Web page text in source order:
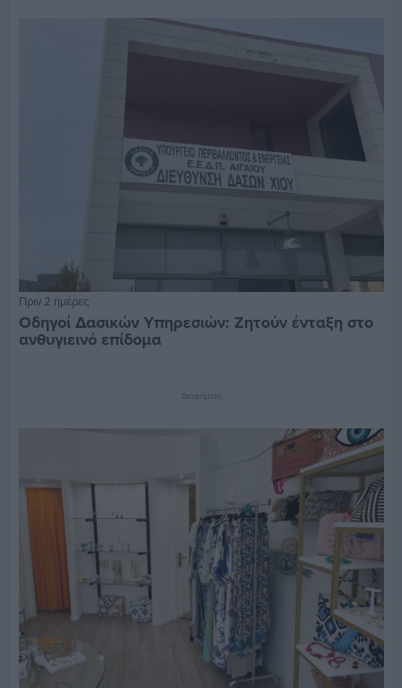
Πριν 2 ημέρες
Οδηγοί Δασικών Υπηρεσιών: Ζητούν ένταξη στο
ανθυγιεινό επίδομα
Διαφήμιση